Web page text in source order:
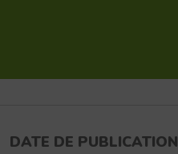
DATE DE PUBLICATION